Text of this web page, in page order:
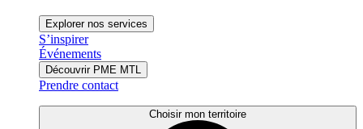
Explorer nos services
S’inspirer
Événements
Découvrir PME MTL
Prendre contact
Choisir mon territoire